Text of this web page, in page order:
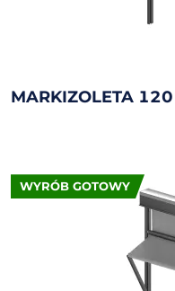
MARKIZOLETA 120
WYRÓB GOTOWY